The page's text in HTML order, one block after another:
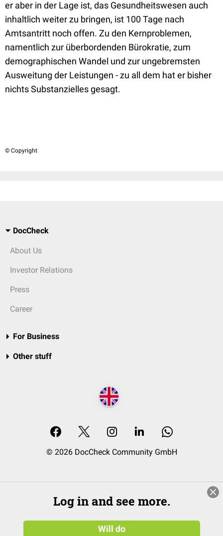
er aber in der Lage ist, das Gesundheitswesen auch
inhaltlich weiter zu bringen, ist 100 Tage nach
Amtsantritt noch offen. Zu den Kernproblemen,
namentlich zur überbordenden Bürokratie, zum
demographischen Wandel und zur ungebremsten
Ausweitung der Leistungen - zu all dem hat er bisher
nichts Substanzielles gesagt.
© Copyright
DocCheck
About Us
Investor Relations
Press
Career
For Business
Other stuff
© 2026 DocCheck Community GmbH
Log in and see more.
Will do